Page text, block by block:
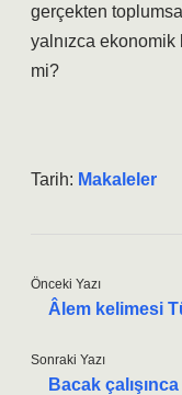
gerçekten
yalnızca
mi?
Tarih: Makaleler
Önceki Yazı
Âlem kelimesi
Sonraki Yazı
Bacak